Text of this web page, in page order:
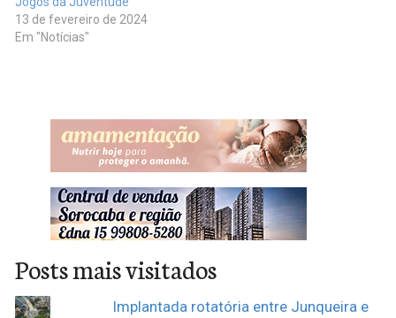
13 de fevereiro de 2024
Em "Notícias"
Posts mais visitados
Implantada rotatória entre Junqueira e